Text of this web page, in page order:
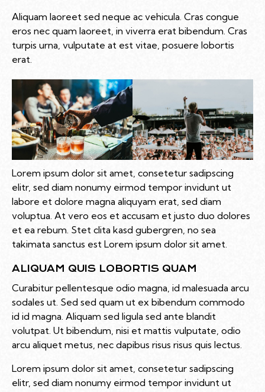
Aliquam laoreet sed neque ac vehicula. Cras congue
eros nec quam laoreet, in viverra erat bibendum. Cras
turpis urna, vulputate at est vitae, posuere lobortis
erat.
Lorem ipsum dolor sit amet, consetetur sadipscing
elitr, sed diam nonumy eirmod tempor invidunt ut
labore et dolore magna aliquyam erat, sed diam
voluptua. At vero eos et accusam et justo duo dolores
et ea rebum. Stet clita kasd gubergren, no sea
takimata sanctus est Lorem ipsum dolor sit amet.
ALIQUAM QUIS LOBORTIS QUAM
Curabitur pellentesque odio magna, id malesuada arcu
sodales ut. Sed sed quam ut ex bibendum commodo
id id magna. Aliquam sed ligula sed ante blandit
volutpat. Ut bibendum, nisi et mattis vulputate, odio
arcu aliquet metus, nec dapibus risus risus quis lectus.
Lorem ipsum dolor sit amet, consetetur sadipscing
elitr, sed diam nonumy eirmod tempor invidunt ut